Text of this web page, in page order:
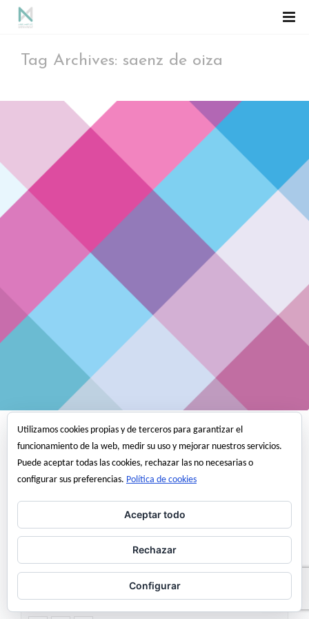
Tag Archives: saenz de oiza
Varios
¿Quien vive ahí?
tan emblemático de Javier Sáenz de Oiza como es Torres Blancas? En
el Programa de TVE «Comando Actualidad» de ayer nos muestran
como es la vida en estos edificios.
Utilizamos cookies propias y de terceros para garantizar el
funcionamiento de la web, medir su uso y mejorar nuestros servicios.
Puede aceptar todas las cookies, rechazar las no necesarias o
configurar sus preferencias. Política de cookies
Aceptar todo
Rechazar
Configurar